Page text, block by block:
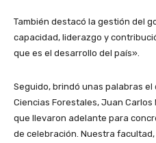
También destacó la gestión del
capacidad, liderazgo y
que es el desarrollo del país».
Seguido, brindó unas palabras el
Ciencias Forestales, Juan
que llevaron adelante para
de celebración. Nuestra